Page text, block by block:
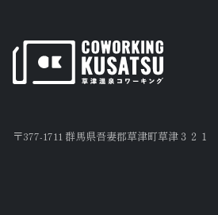
〒377-1711 群馬県吾妻郡草津町草津３２１